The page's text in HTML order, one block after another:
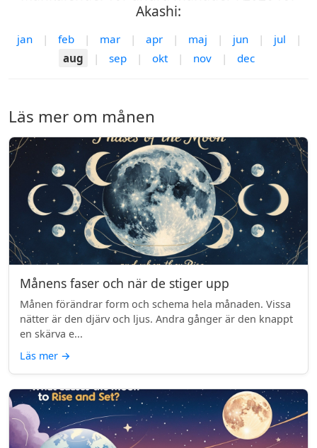
Akashi:
jan | feb | mar | apr | maj | jun | jul
|
aug
| sep | okt | nov | dec
Läs mer om månen
Månens faser och när de stiger upp
Månen förändrar form och schema hela månaden. Vissa
nätter är den djärv och ljus. Andra gånger är den knappt
en skärva e...
Läs mer →